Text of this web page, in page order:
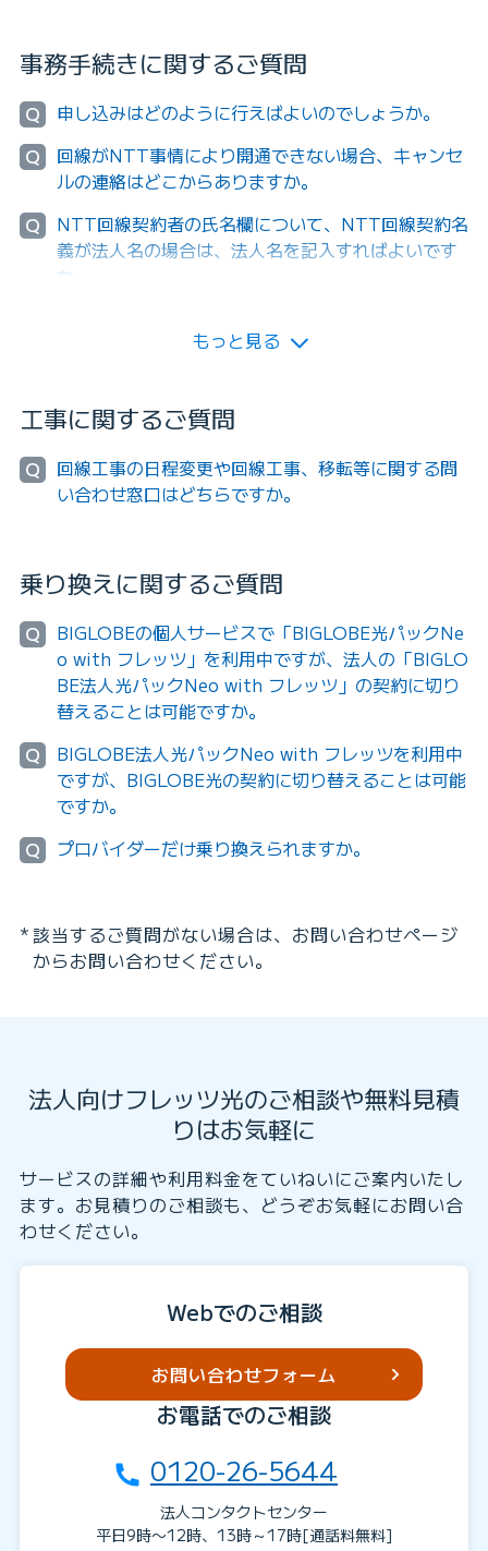
事務手続きに関するご質問
Q
申し込みはどのように行えばよいのでしょうか。
Q
回線がNTT事情により開通できない場合、キャンセ
ルの連絡はどこからありますか。
Q
NTT回線契約者の氏名欄について、NTT回線契約名
義が法人名の場合は、法人名を記入すればよいです
か。
もっと見る
工事に関するご質問
Q
回線工事の日程変更や回線工事、移転等に関する問
い合わせ窓口はどちらですか。
乗り換えに関するご質問
Q
BIGLOBEの個人サービスで「BIGLOBE光パックNe
o with フレッツ」を利用中ですが、法人の「BIGLO
BE法人光パックNeo with フレッツ」の契約に切り
替えることは可能ですか。
Q
BIGLOBE法人光パックNeo with フレッツを利用中
ですが、BIGLOBE光の契約に切り替えることは可能
ですか。
Q
プロバイダーだけ乗り換えられますか。
該当するご質問がない場合は、お問い合わせページ
からお問い合わせください。
法人向けフレッツ光のご相談や無料見積
りはお気軽に
サービスの詳細や利用料金をていねいにご案内いたし
ます。お見積りのご相談も、どうぞお気軽にお問い合
わせください。
Webでのご相談
お問い合わせフォーム
お電話でのご相談
0120-26-5644
法人コンタクトセンター
平日9時〜12時、13時～17時[通話料無料]